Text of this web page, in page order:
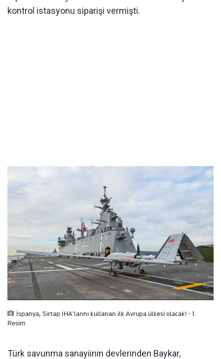
kontrol istasyonu siparişi vermişti.
İspanya, Sirtap İHA'larını kullanan ilk Avrupa ülkesi olacak! - 1.
Resim
Türk savunma sanayiinin devlerinden Baykar,